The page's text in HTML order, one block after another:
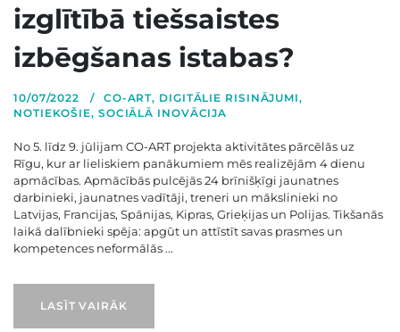
izglītībā tiešsaistes
izbēgšanas istabas?
10/07/2022 CO-ART, DIGITĀLIE RISINĀJUMI,
NOTIEKOŠIE, SOCIĀLĀ INOVĀCIJA
No 5. līdz 9. jūlijam CO-ART projekta aktivitātes pārcēlās uz
Rīgu, kur ar lieliskiem panākumiem mēs realizējām 4 dienu
apmācības. Apmācībās pulcējās 24 brīnišķīgi jaunatnes
darbinieki, jaunatnes vadītāji, treneri un mākslinieki no
Latvijas, Francijas, Spānijas, Kipras, Grieķijas un Polijas. Tikšanās
laikā dalībnieki spēja: apgūt un attīstīt savas prasmes un
kompetences neformālās ...
LASĪT VAIRĀK